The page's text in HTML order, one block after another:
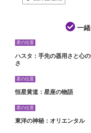
一
星の位置
ハスタ：手先の器用さと心
さ
星の位置
恒星黄道：星座の物語
星の位置
東洋の神秘：オリエンタル